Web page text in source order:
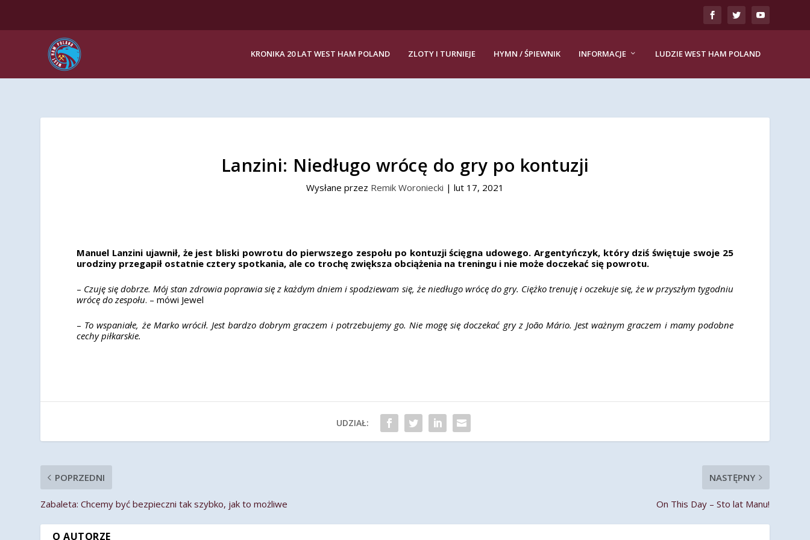
KRONIKA 20 LAT WEST HAM POLAND ZLOTY I TURNIEJE HYMN / ŚPIEWNIK INFORMACJE LUDZIE WEST HAM POLAND
Lanzini: Niedługo wrócę do gry po kontuzji
Wysłane przez Remik Woroniecki | lut 17, 2021
Manuel Lanzini ujawnił, że jest bliski powrotu do pierwszego zespołu po kontuzji ścięgna udowego. Argentyńczyk, który dziś świętuje swoje 25
urodziny przegapił ostatnie cztery spotkania, ale co trochę zwiększa obciążenia na treningu i nie może doczekać się powrotu.
– Czuję się dobrze. Mój stan zdrowia poprawia się z każdym dniem i spodziewam się, że niedługo wrócę do gry. Ciężko trenuję i oczekuje się, że w przyszłym tygodniu
wrócę do zespołu. – mówi Jewel
– To wspaniałe, że Marko wrócił. Jest bardzo dobrym graczem i potrzebujemy go. Nie mogę się doczekać gry z João Mário. Jest ważnym graczem i mamy podobne
cechy piłkarskie.
UDZIAŁ:
POPRZEDNI
Zabaleta: Chcemy być bezpieczni tak szybko, jak to możliwe
NASTĘPNY
On This Day – Sto lat Manu!
O AUTORZE